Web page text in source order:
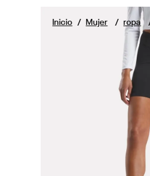
Mujer ropa
1.
2.
3
7